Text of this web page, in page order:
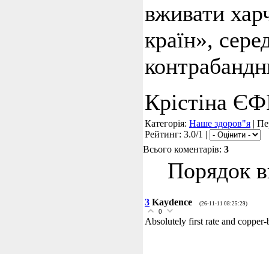
вживати
країн»,
Крістіна
Категорія: Наше здоров"я |
Рейтинг: 3.0/1 |
Всього коментарів: 3
Порядок
3 Kaydence (26-11-11 08:25:29)
0
Absolutely first rate and